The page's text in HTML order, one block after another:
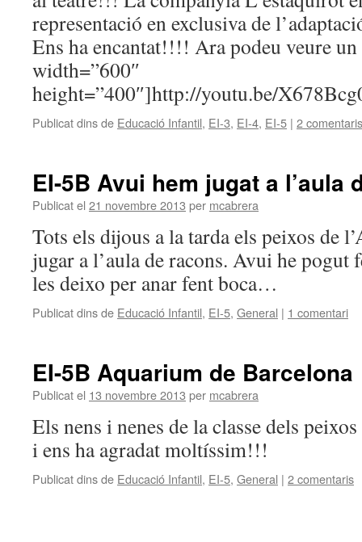
representació en exclusiva de
Ens ha encantat!!!! Ara podeu veure
width=”600″
height=”400″]http://youtu.be/
Publicat dins de Educació Infantil, EI-3, EI-4, EI-5 | 2 comentaris
EI-5B Avui hem jugat a l’aula
Publicat el 21 novembre 2013 per mcabrera
Tots els dijous a la tarda els peixos de
jugar a l’aula de racons. Avui he pogut
les deixo per anar fent boca…
Publicat dins de Educació Infantil, EI-5, General | 1 comentari
EI-5B Aquarium de Barcelona
Publicat el 13 novembre 2013 per mcabrera
Els nens i nenes de la classe dels
i ens ha agradat moltíssim!!!
Publicat dins de Educació Infantil, EI-5, General | 2 comentaris